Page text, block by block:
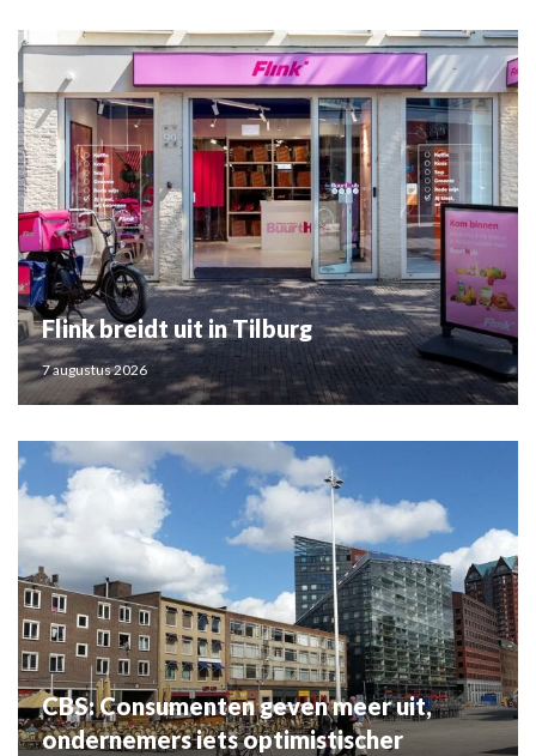
Flink breidt uit in Tilburg
7 augustus 2026
CBS: Consumenten geven meer uit,
ondernemers iets optimistischer